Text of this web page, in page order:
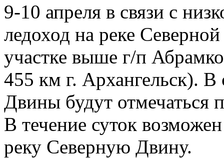
9-10 апреля в связи с
ледоход на реке
участке выше г/п
455 км г. Архангельск).
Двины будут отмечаться
В течение суток
реку Северную Двину.